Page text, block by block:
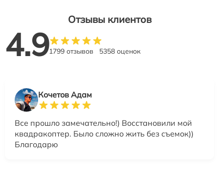
Отзывы клиентов
4.91799 отзывов 5358 оценок
Кочетов Адам
Все прошло замечательно!) Восстановили мой
квадракоптер. Было сложно жить без съемок))
Благодарю